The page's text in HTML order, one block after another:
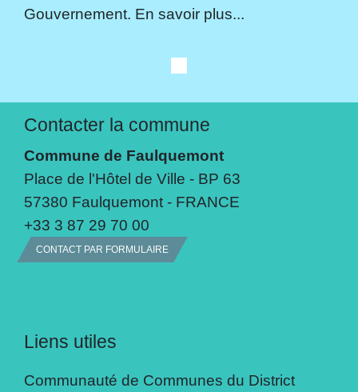
Gouvernement. En savoir plus...
Contacter la commune
Commune de Faulquemont
Place de l'Hôtel de Ville - BP 63
57380 Faulquemont - FRANCE
+33 3 87 29 70 00
CONTACT PAR FORMULAIRE
Liens utiles
Communauté de Communes du District